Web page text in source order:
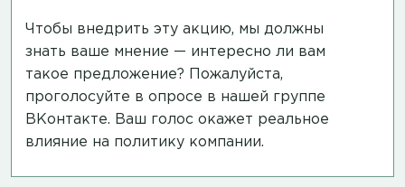
Чтобы внедрить эту акцию, мы должны
знать ваше мнение — интересно ли вам
такое предложение? Пожалуйста,
проголосуйте в опросе в нашей группе
ВКонтакте. Ваш голос окажет реальное
влияние на политику компании.